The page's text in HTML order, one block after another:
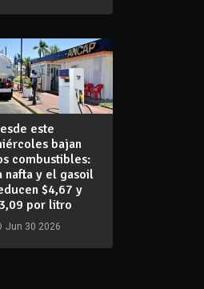
este
bajan
combustibles:
nafta y el gasoil
$4,67 y
por litro
Jun 30 2026